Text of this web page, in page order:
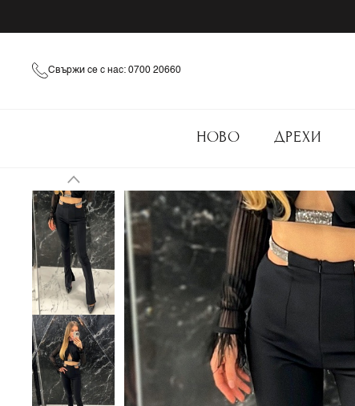
Свържи се с нас: 0700 20660
НОВО ДРЕХИ